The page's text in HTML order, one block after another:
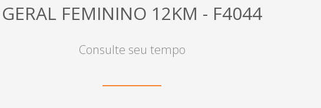
GERAL FEMININO 12KM - F4044
Consulte seu tempo